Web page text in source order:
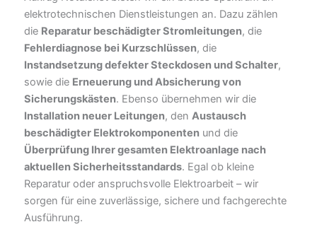
elektrotechnischen Dienstleistungen an. Dazu zählen
die Reparatur beschädigter Stromleitungen, die
Fehlerdiagnose bei Kurzschlüssen, die
Instandsetzung defekter Steckdosen und Schalter,
sowie die Erneuerung und Absicherung von
Sicherungskästen. Ebenso übernehmen wir die
Installation neuer Leitungen, den Austausch
beschädigter Elektrokomponenten und die
Überprüfung Ihrer gesamten Elektroanlage nach
aktuellen Sicherheitsstandards. Egal ob kleine
Reparatur oder anspruchsvolle Elektroarbeit – wir
sorgen für eine zuverlässige, sichere und fachgerechte
Ausführung.